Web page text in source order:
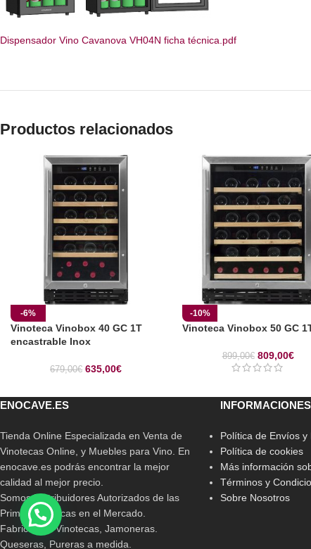
Dispensador Vino Cavanova VH04N ficha técnica.pdf
Productos relacionados
-6%
Vinoteca Vinobox 40 GC 1T
encastrable Inox
679,00€ 635,00€
-10%
Vinoteca Vinobox 50 GC
899,00€ 809,00€
ENOCAVE.ES
Tienda Online Especializada en Venta de
Vinotecas Online, y Muebles para Vino. En
enocave.es podrás encontrar la mejor
calidad al mejor precio.
Somos Distribuidores Autorizados de las
Primeras Marcas en el Mercado.
Fabricamos Vinotecas, Jamoneras.
Queseras, Pureras a medida.
Política de Envíos y
Política de cookies
Más información
Términos y
Sobre Nosotros